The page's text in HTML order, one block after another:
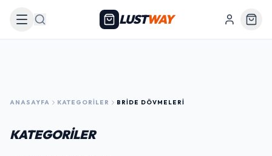
Arama LUSTWAY
ANASAYFA KATEGORILER BRIDE DÖVMELERI
KATEGORİLER